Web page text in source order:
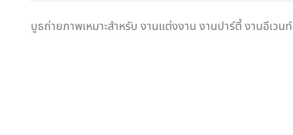
บูธถ่ายภาพเหมาะสำหรับ งานแต่งงาน งานปาร์ตี้ งานอีเวนท์